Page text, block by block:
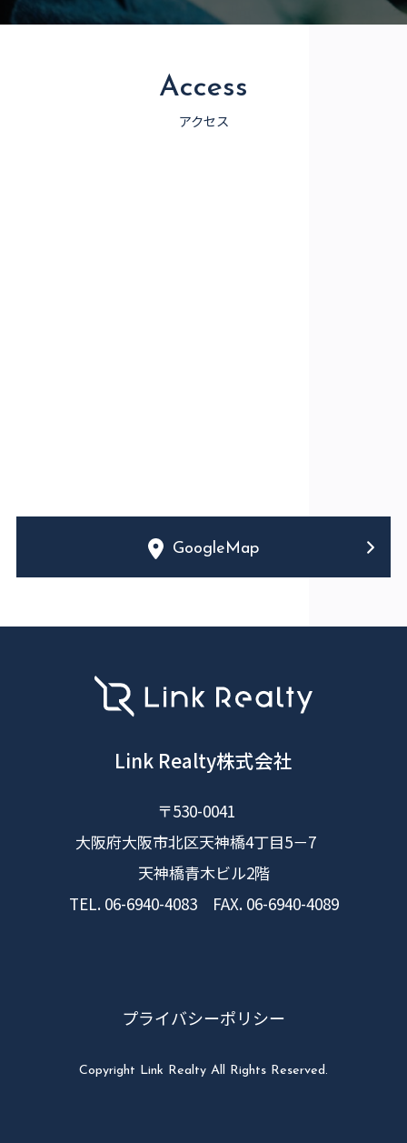
Access
アクセス
GoogleMap
Link Realty株式会社
〒530-0041
大阪府大阪市北区天神橋4丁目5－7
天神橋青木ビル2階
TEL. 06-6940-4083 FAX. 06-6940-4089
プライバシーポリシー
Copyright Link Realty All Rights Reserved.